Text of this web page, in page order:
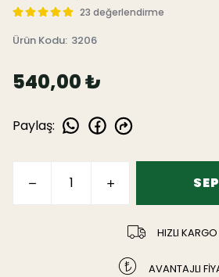
23 değerlendirme
Ürün Kodu: 3206
540,00 ₺
Paylaş:
HIZLI KARGO
AVANTAJLI